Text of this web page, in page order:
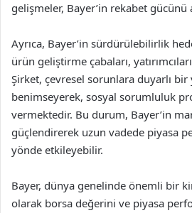
gelişmeler, Bayer’in rekabet gücünü
Ayrıca, Bayer’in sürdürülebilirlik
ürün geliştirme çabaları,
Şirket, çevresel sorunlara duyarlı bir
benimseyerek, sosyal sorumluluk
vermektedir. Bu durum, Bayer’in
güçlendirerek uzun vadede piyasa
yönde etkileyebilir.
Bayer, dünya genelinde önemli bir
olarak borsa değerini ve piyasa